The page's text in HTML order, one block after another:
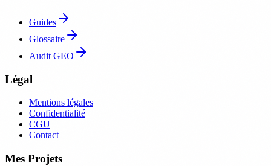
Guides
Glossaire
Audit GEO
Légal
Mentions légales
Confidentialité
CGU
Contact
Mes Projets